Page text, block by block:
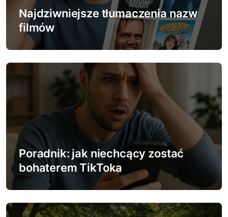
i
u
Najdziwniejsze tłumaczenia nazw
filmów
Poradnik: jak niechcący zostać
bohaterem TikToka